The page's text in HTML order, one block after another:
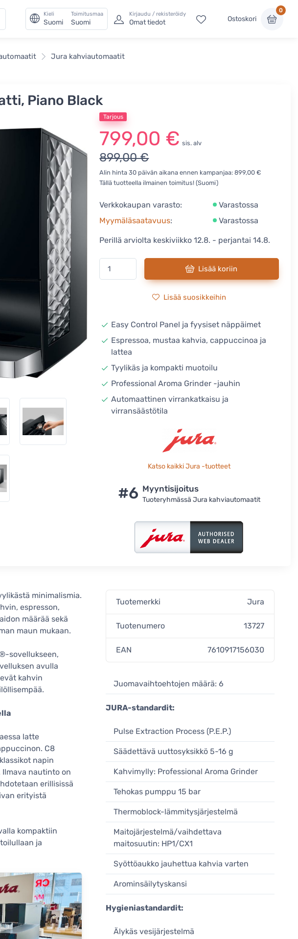
Kieli
Suomi
Toimitusmaa
Suomi
Kirjaudu / rekisteröidy
Omat tiedot Ostoskori
0
Jura kahviautomaatit
Piano Black
Tarjous
799,00 € sis. alv
899,00 €
Alin hinta 30 päivän aikana ennen kampanjaa: 899,00 €
Tällä tuotteella ilmainen toimitus! (Suomi)
Verkkokaupan varasto:
Varastossa
Myymäläsaatavuus: Varastossa
Perillä arviolta keskiviikko 12.8. - perjantai 14.8.
Lisää koriin
Lisää suosikkeihin
Easy Control Panel ja fyysiset näppäimet
Espressoa, mustaa kahvia, cappuccinoa ja
lattea
Tyylikäs ja kompakti muotoilu
Professional Aroma Grinder -jauhin
Automaattinen virrankatkaisu ja
virransäästötila
Katso kaikki Jura -tuotteet
#6 Myyntisijoitus
Tuoteryhmässä Jura kahviautomaatit
minimalismia.
espresson,
määrää sekä
maun mukaan.
sovellukseen,
avulla
kahvin
latte
C8
napin
nautinto on
erillisissä
erityistä
kompaktiin
ja
Tuotemerkki Jura
Tuotenumero 13727
EAN 7610917156030
Juomavaihtoehtojen määrä: 6
JURA-standardit:
Pulse Extraction Process (P.E.P.)
Säädettävä uuttosyksikkö 5-16 g
Kahvimylly: Professional Aroma Grinder
Tehokas pumppu 15 bar
Thermoblock-lämmitysjärjestelmä
Maitojärjestelmä/vaihdettava
maitosuutin: HP1/CX1
Syöttöaukko jauhettua kahvia varten
Arominsäilytyskansi
Hygieniastandardit:
Älykäs vesijärjestelmä